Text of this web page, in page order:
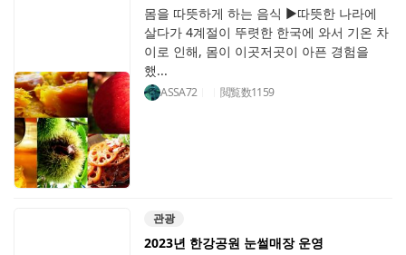
몸을 따뜻하게 하는 음식 ▶따뜻한 나라에
살다가 4계절이 뚜렷한 한국에 와서 기온 차
이로 인해, 몸이 이곳저곳이 아픈 경험을
했...
ASSA72 閲覧数1159
관광
2023년 한강공원 눈썰매장 운영